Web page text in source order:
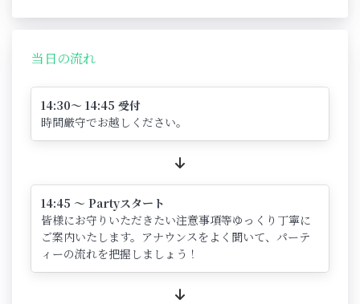
当日の流れ
14:30～ 14:45 受付
時間厳守でお越しください。
14:45 ～ Partyスタート
皆様にお守りいただきたい注意事項等ゆっくり丁寧に
ご案内いたします。アナウンスをよく聞いて、パーテ
ィーの流れを把握しましょう！